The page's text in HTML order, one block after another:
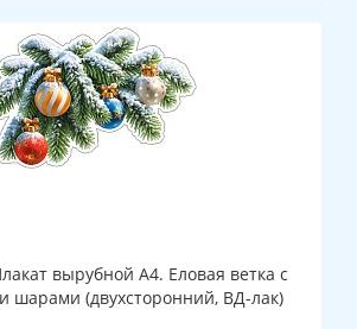
вырубной А4. Еловая ветка с
шарами (двухсторонний, ВД-лак)